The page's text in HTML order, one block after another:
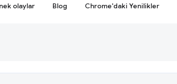
olaylar Blog Chrome'daki Yenilikler